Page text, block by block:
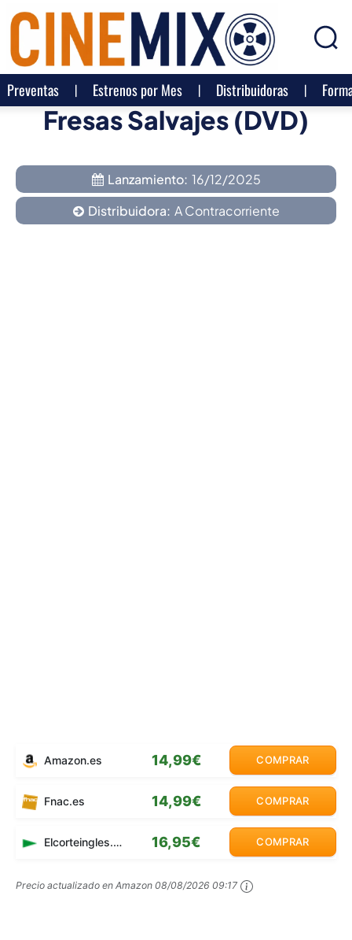
Preventas Estrenos por Mes Distribuidoras
Fresas Salvajes (DVD)
Lanzamiento: 16/12/2025
Distribuidora: A Contracorriente
Amazon.es 14,99€ COMPRAR
Fnac.es 14,99€ COMPRAR
Elcorteingles.es 16,95€ COMPRAR
Precio actualizado en Amazon 08/08/2026 09:17